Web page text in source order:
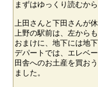
まずはゆっくり読むか
上田さんと下田さんが
上野の駅前は、左から
おまけに、地下には地
デパートでは、エレベ
田舎へのお土産を買お
ました。